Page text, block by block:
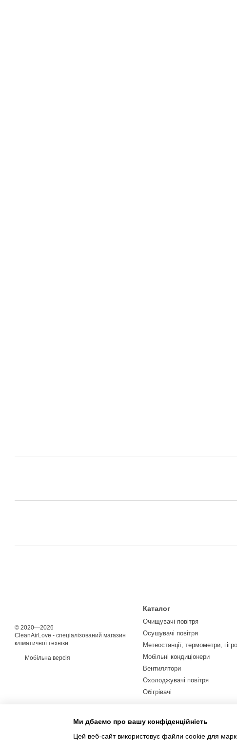
© 2020—2026
CleanAirLove - спеціалізований магазин
кліматичної техніки
Мобільна версія
Каталог
Очищувачі повітря
Осушувачі повітря
Метеостанції, термометри,
Мобільні кондиціонери
Вентилятори
Охолоджувачі повітря
Обігрівачі
Ми дбаємо про вашу конфіденційність
Цей веб-сайт використовує файли cookie для